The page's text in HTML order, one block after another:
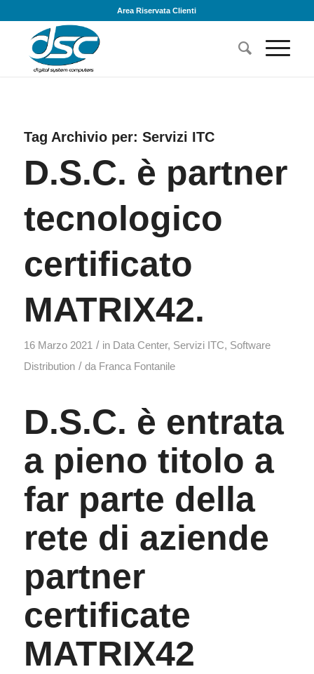
Area Riservata Clienti
Tag Archivio per: Servizi ITC
D.S.C. è partner
tecnologico
certificato
MATRIX42.
16 Marzo 2021 / in Data Center, Servizi ITC, Software
Distribution / da Franca Fontanile
D.S.C. è entrata
a pieno titolo a
far parte della
rete di aziende
partner
certificate
MATRIX42